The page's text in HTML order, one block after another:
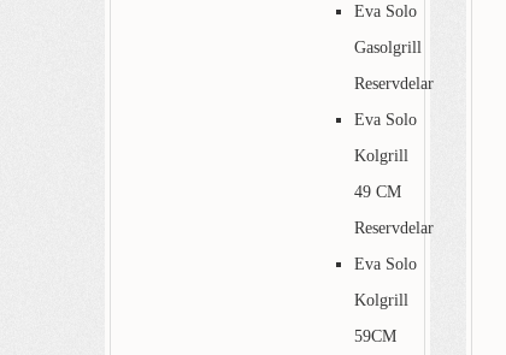
Eva Solo
Gasolgrill
Reservdelar
Eva Solo
Kolgrill
49 CM
Reservdelar
Eva Solo
Kolgrill
59CM